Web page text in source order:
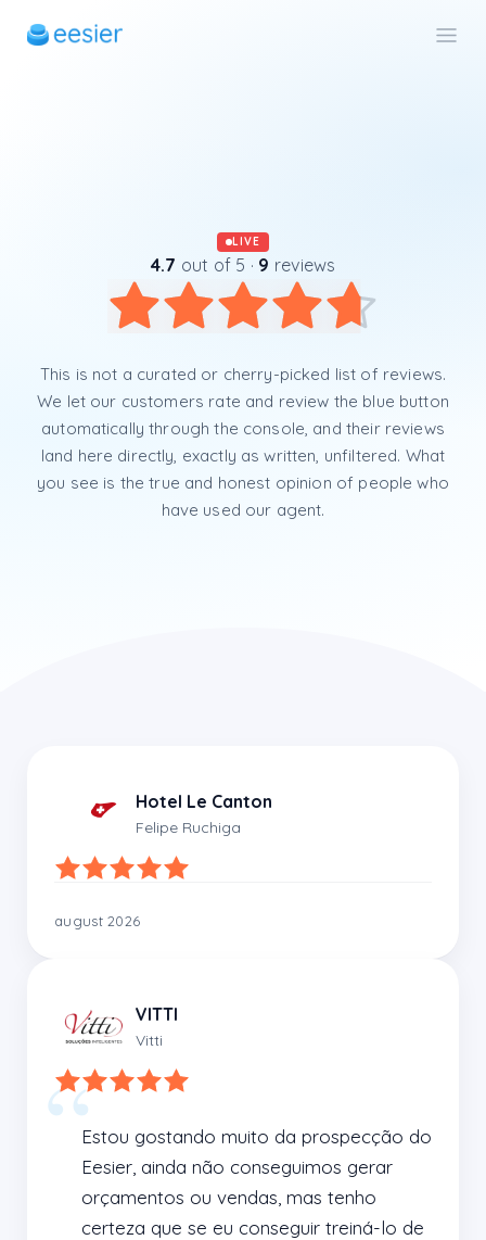
LIVE
4.7 out of 5 · 9 reviews
Average rating
This is not a curated or cherry-picked list of reviews.
We let our customers rate and review the blue button
automatically through the console, and their reviews
land here directly, exactly as written, unfiltered. What
you see is the true and honest opinion of people who
have used our agent.
Hotel Le Canton
Felipe Ruchiga
august 2026
VITTI
Vitti
Estou gostando muito da prospecção do
Eesier, ainda não conseguimos gerar
orçamentos ou vendas, mas tenho
certeza que se eu conseguir treiná-lo de